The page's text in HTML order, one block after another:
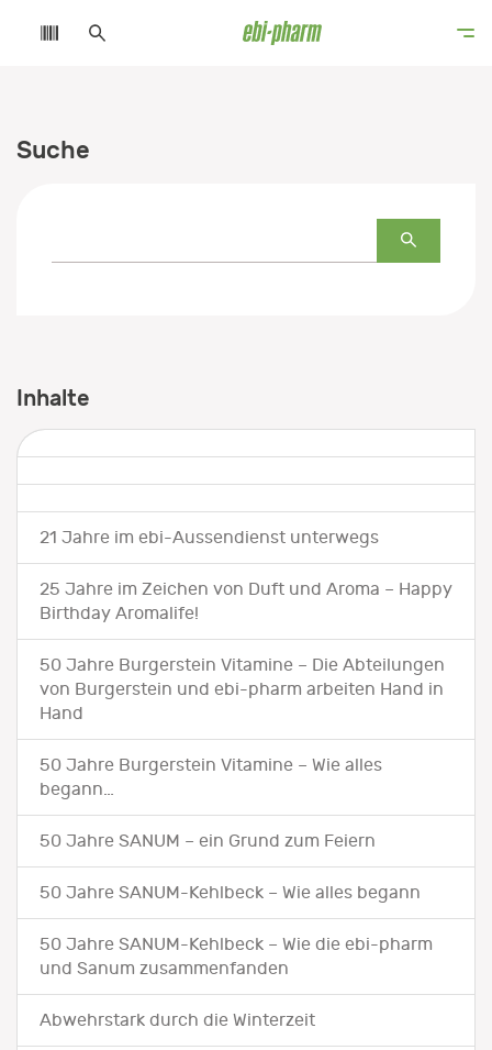
Suche
Inhalte
21 Jahre im ebi-Aussendienst unterwegs
25 Jahre im Zeichen von Duft und Aroma – Happy
Birthday Aromalife!
50 Jahre Burgerstein Vitamine – Die Abteilungen
von Burgerstein und ebi-pharm arbeiten Hand in
Hand
50 Jahre Burgerstein Vitamine – Wie alles
begann…
50 Jahre SANUM – ein Grund zum Feiern
50 Jahre SANUM-Kehlbeck – Wie alles begann
50 Jahre SANUM-Kehlbeck – Wie die ebi-pharm
und Sanum zusammenfanden
Abwehrstark durch die Winterzeit